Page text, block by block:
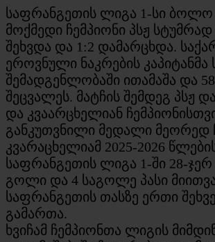
საფრანგეთის ლიგა 1-სი ბოლო
მოქმედი ჩემპიონი პსჟ სტუმრად
შეხვდა და 1:2 დამარცხდა.
ეროვნული ნაკრების
შემადგენლობაში ითამაშა და
შეცვალეს. მატჩის შემდეგ პსჟ
და კვაარცხელიან
განკუთვნილი მედალი მეორედ
კვარაცხელიამ 2025-2026
საფრანგეთის ლიგა 1-ში 28-ჯერ
გოლი და 4 საგოლე პასი
საფრანგეთის თასზე ერთი
გამართა.
ხვიჩამ ჩემპიონთა ლიგის